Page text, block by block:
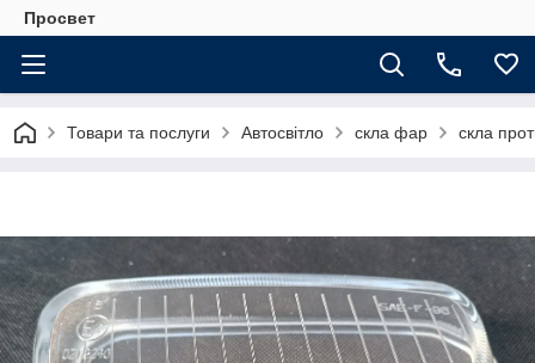
Просвет
Товари та послуги Автосвітло скла фар скла